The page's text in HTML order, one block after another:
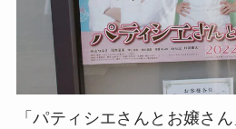
「パティシエさんとお嬢さ